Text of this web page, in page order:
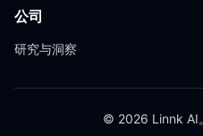
公司
研究与洞察
© 2026 Linnk AI